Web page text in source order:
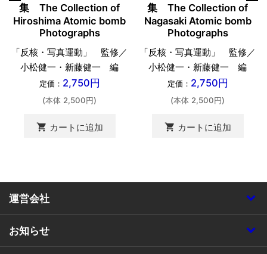
集 The Collection of
Hiroshima Atomic bomb
Photographs
「反核・写真運動」 監修／
小松健一・新藤健一 編
定価： 2,750円
(本体 2,500円)
shopping_cart カートに追加
集 The Collection of
Nagasaki Atomic bomb
Photographs
「反核・写真運動」 監修／
小松健一・新藤健一 編
定価： 2,750円
(本体 2,500円)
shopping_cart カートに追加
運営会社
お知らせ